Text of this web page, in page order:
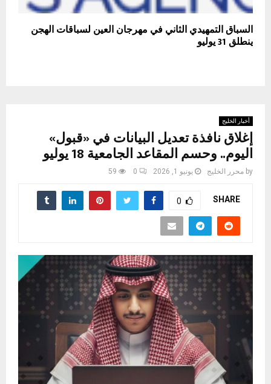
السباق التمهيدي الثاني في مهرجان العين لسباقات الهجن
ينطلق 31 يوليو
أخبار الخليج
إغلاق نافذة تعديل البيانات في «قبول»
اليوم.. وحسم المقاعد الجامعية 18 يوليو
by محرر الخليج يونيو 1, 2026 0
59
SHARE
0